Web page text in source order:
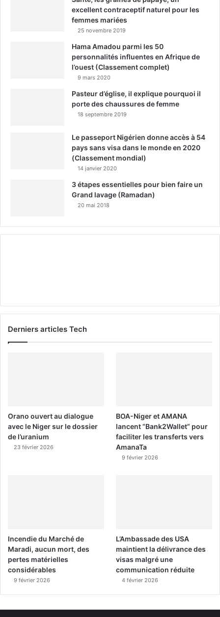
excellent contraceptif naturel pour les
femmes mariées
25 novembre 2019
Hama Amadou parmi les 50
personnalités influentes en Afrique de
l’ouest (Classement complet)
9 mars 2020
Pasteur d’église, il explique pourquoi il
porte des chaussures de femme
18 septembre 2019
Le passeport Nigérien donne accès à 54
pays sans visa dans le monde en 2020
(Classement mondial)
14 janvier 2020
3 étapes essentielles pour bien faire un
Grand lavage (Ramadan)
20 mai 2018
Derniers articles Tech
Orano ouvert au dialogue
avec le Niger sur le dossier
de l’uranium
23 février 2026
BOA-Niger et AMANA
lancent “Bank2Wallet” pour
faciliter les transferts vers
AmanaTa
9 février 2026
Incendie du Marché de
Maradi, aucun mort, des
pertes matérielles
considérables
9 février 2026
L’Ambassade des USA
maintient la délivrance des
visas malgré une
communication réduite
4 février 2026